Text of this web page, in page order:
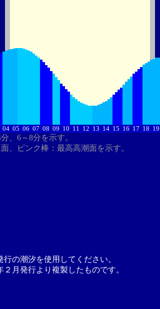
04 05 06 07 08 09 10 11 12 13 14 15 16 17 18 19
、6～8分を示す。
、ピンク棒：最高高潮面を示す。
の潮汐を使用してください。
月発行より複製したものです。